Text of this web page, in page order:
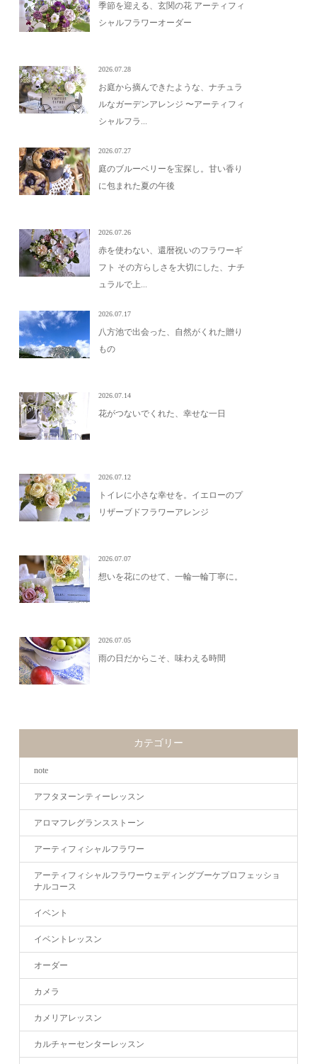
季節を迎える、玄関の花 アーティフィ
シャルフラワーオーダー
2026.07.28
お庭から摘んできたような、ナチュラ
ルなガーデンアレンジ 〜アーティフィ
シャルフラ...
2026.07.27
庭のブルーベリーを宝探し。甘い香り
に包まれた夏の午後
2026.07.26
赤を使わない、還暦祝いのフラワーギ
フト その方らしさを大切にした、ナチ
ュラルで上...
2026.07.17
八方池で出会った、自然がくれた贈り
もの
2026.07.14
花がつないでくれた、幸せな一日
2026.07.12
トイレに小さな幸せを。イエローのプ
リザーブドフラワーアレンジ
2026.07.07
想いを花にのせて、一輪一輪丁寧に。
2026.07.05
雨の日だからこそ、味わえる時間
カテゴリー
note
アフタヌーンティーレッスン
アロマフレグランスストーン
アーティフィシャルフラワー
アーティフィシャルフラワーウェディングブーケプロフェッショ
ナルコース
イベント
イベントレッスン
オーダー
カメラ
カメリアレッスン
カルチャーセンターレッスン